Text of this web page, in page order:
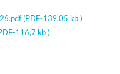
(PDF-139,05 kb )
116,7 kb )